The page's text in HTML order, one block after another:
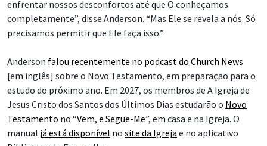
Donny Anderson, professor do Instituto de Religião de Logan, Utah,
participa de um episódio do podcast do Church News, lançado na
terça-feira, 4 de agosto de 2026.| Rex Warner, Deseret News
4 formas pelas quais o Salvador Se
revela
Anderson identificou quatro maneiras principais pelas quais o
Salvador se revela no Novo Testamento: